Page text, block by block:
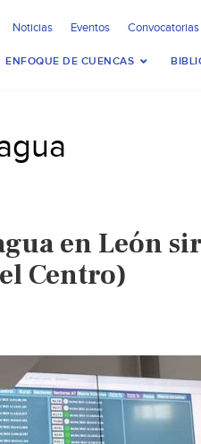
Noticias Eventos Convocatorias
ENFOQUE DE CUENCAS
en León
Centro)